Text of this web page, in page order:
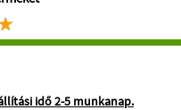
idő 2-5 munkanap.